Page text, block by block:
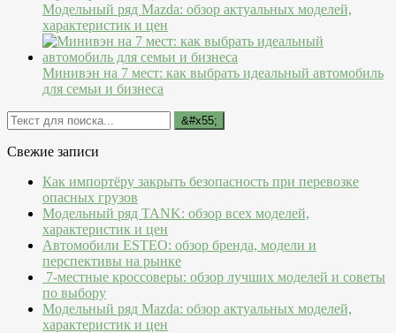
Модельный ряд Mazda: обзор актуальных моделей,
характеристик и цен
Минивэн на 7 мест: как выбрать идеальный автомобиль
для семьи и бизнеса
Свежие записи
Как импортёру закрыть безопасность при перевозке
опасных грузов
Модельный ряд TANK: обзор всех моделей,
характеристик и цен
Автомобили ESTEO: обзор бренда, модели и
перспективы на рынке
7-местные кроссоверы: обзор лучших моделей и советы
по выбору
Модельный ряд Mazda: обзор актуальных моделей,
характеристик и цен